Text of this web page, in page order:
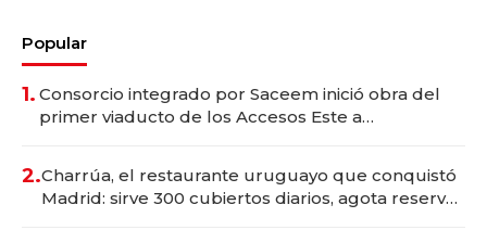
Popular
1. Consorcio integrado por Saceem inició obra del
primer viaducto de los Accesos Este a
2.Charrúa, el restaurante uruguayo que conquistó
Madrid: sirve 300 cubiertos diarios, agota reservas